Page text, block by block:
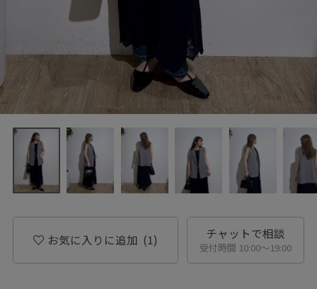
お気に入りに追加 (1) チャットで相談
受付時間 10:00〜19:00